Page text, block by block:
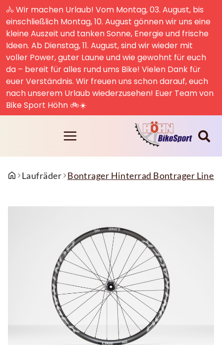
🚴 Wir machen Urlaub! Vom Montag, 03. August, bis
einschließlich Montag, 10. August gönnen wir uns eine
kleine Auszeit und tanken Sonne, Energie und frische
Ideen. Ab Dienstag, 11. August, sind wir wieder mit
voller Power, guter Laune und wie gewohnt für euch
da – bereit für alles rund ums Bike! Vielen Dank für
euer Verständnis. Wir freuen uns schon darauf, euch
nach unserem Urlaub wiederzusehen! Euer Team von
Bike Sport Höhn 🚲☀️
Laufräder Bontrager Hinterrad Bontrager Line